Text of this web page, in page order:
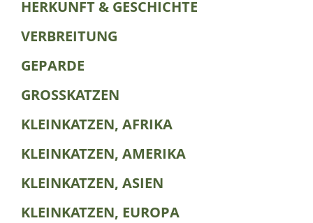
HERKUNFT & GESCHICHTE
VERBREITUNG
GEPARDE
GROSSKATZEN
KLEINKATZEN, AFRIKA
KLEINKATZEN, AMERIKA
KLEINKATZEN, ASIEN
KLEINKATZEN, EUROPA